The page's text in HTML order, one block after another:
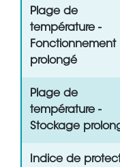
Plage de
température -
Fonctionnement
prolongé
Plage de
température -
Stockage
Indice de